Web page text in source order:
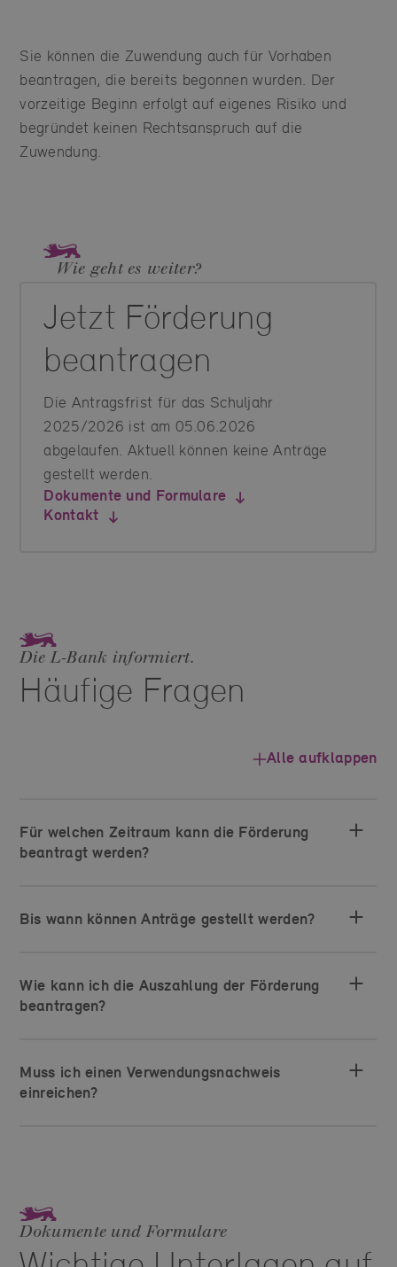
Sie können die Zuwendung auch für Vorhaben
beantragen, die bereits begonnen wurden. Der
vorzeitige Beginn erfolgt auf eigenes Risiko und
begründet keinen Rechtsanspruch auf die
Zuwendung.
Wie geht es weiter?
Jetzt Förderung
beantragen
Die Antragsfrist für das Schuljahr
2025/2026 ist am 05.06.2026
abgelaufen. Aktuell können keine Anträge
gestellt werden.
Dokumente und Formulare
Kontakt
Die L‑Bank informiert.
Häufige Fragen
Alle aufklappen
Für welchen Zeitraum kann die Förderung
beantragt werden?
Bis wann können Anträge gestellt werden?
Wie kann ich die Auszahlung der Förderung
beantragen?
Muss ich einen Verwendungsnachweis
einreichen?
Dokumente und Formulare